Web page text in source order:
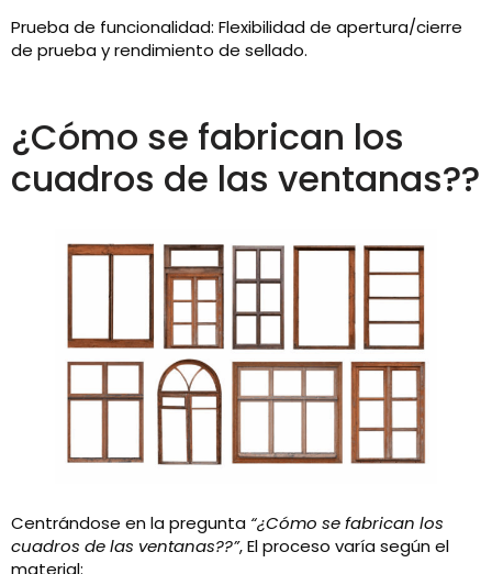
Prueba de funcionalidad: Flexibilidad de apertura/cierre
de prueba y rendimiento de sellado.
¿Cómo se fabrican los
cuadros de las ventanas??
Centrándose en la pregunta “¿Cómo se fabrican los
cuadros de las ventanas??”, El proceso varía según el
material:​